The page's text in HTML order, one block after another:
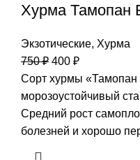
Хурма Тамопан
Экзотические, Хурма
750₽ 400 ₽
Сорт хурмы
морозоустойчивый
Средний рост
болезней и хорошо